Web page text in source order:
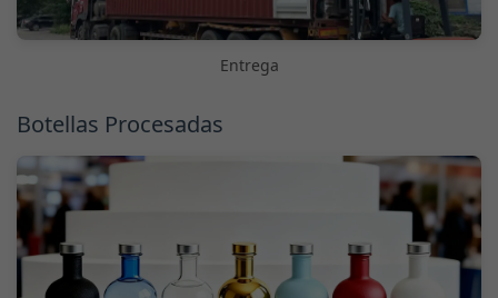
Entrega
Botellas Procesadas